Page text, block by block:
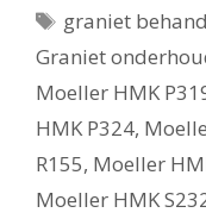
Tags
graniet
Graniet
Moeller HMK
HMK P324,
R155, Moeller
Moeller HMK